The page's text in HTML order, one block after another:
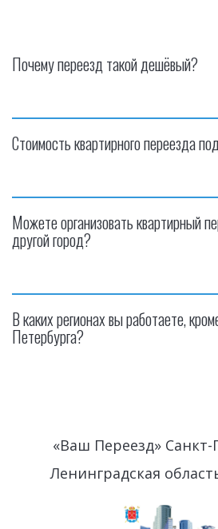
Почему переезд такой дешёвый?
Стоимость квартирного переезда
Можете организовать квартирный
другой город?
В каких регионах вы работаете,
Петербурга?
«Ваш Переезд» Санкт-
Ленинградская